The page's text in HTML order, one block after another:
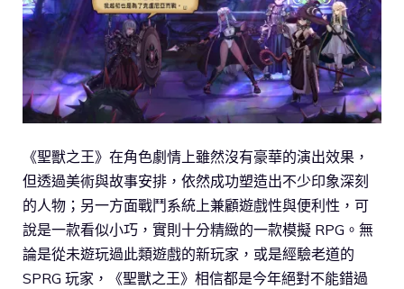
《聖獸之王》在角色劇情上雖然沒有豪華的演出效果，
但透過美術與故事安排，依然成功塑造出不少印象深刻
的人物；另一方面戰鬥系統上兼顧遊戲性與便利性，可
說是一款看似小巧，實則十分精緻的一款模擬 RPG。無
論是從未遊玩過此類遊戲的新玩家，或是經驗老道的
SPRG 玩家，《聖獸之王》相信都是今年絕對不能錯過